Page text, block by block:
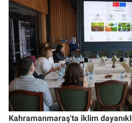
Kahramanmaraş'ta iklim